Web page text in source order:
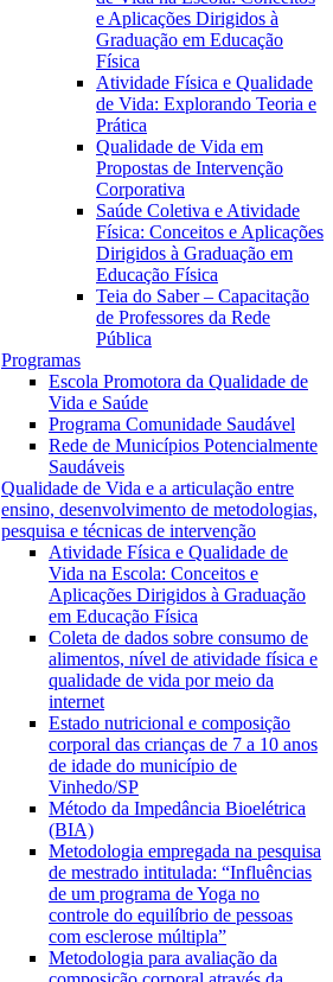
e Aplicações Dirigidos à
Graduação em Educação
Física
Atividade Física e Qualidade
de Vida: Explorando Teoria e
Prática
Qualidade de Vida em
Propostas de Intervenção
Corporativa
Saúde Coletiva e Atividade
Física: Conceitos e Aplicações
Dirigidos à Graduação em
Educação Física
Teia do Saber – Capacitação
de Professores da Rede
Pública
Programas
Escola Promotora da Qualidade de
Vida e Saúde
Programa Comunidade Saudável
Rede de Municípios Potencialmente
Saudáveis
Qualidade de Vida e a articulação entre
ensino, desenvolvimento de metodologias,
pesquisa e técnicas de intervenção
Atividade Física e Qualidade de
Vida na Escola: Conceitos e
Aplicações Dirigidos à Graduação
em Educação Física
Coleta de dados sobre consumo de
alimentos, nível de atividade física e
qualidade de vida por meio da
internet
Estado nutricional e composição
corporal das crianças de 7 a 10 anos
de idade do município de
Vinhedo/SP
Método da Impedância Bioelétrica
(BIA)
Metodologia empregada na pesquisa
de mestrado intitulada: “Influências
de um programa de Yoga no
controle do equilíbrio de pessoas
com esclerose múltipla”
Metodologia para avaliação da